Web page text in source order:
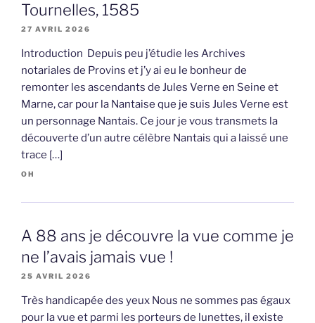
Tournelles, 1585
27 AVRIL 2026
Introduction Depuis peu j’étudie les Archives
notariales de Provins et j’y ai eu le bonheur de
remonter les ascendants de Jules Verne en Seine et
Marne, car pour la Nantaise que je suis Jules Verne est
un personnage Nantais. Ce jour je vous transmets la
découverte d’un autre célèbre Nantais qui a laissé une
trace […]
OH
A 88 ans je découvre la vue comme je
ne l’avais jamais vue !
25 AVRIL 2026
Très handicapée des yeux Nous ne sommes pas égaux
pour la vue et parmi les porteurs de lunettes, il existe